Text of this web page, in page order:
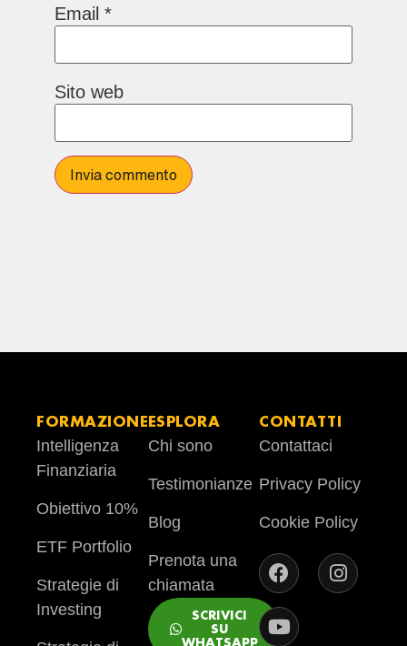
Email *
Sito web
FORMAZIONE
Intelligenza
Finanziaria
Obiettivo 10%
ETF Portfolio
Strategie di
Investing
ESPLORA
Chi sono
Testimonianze
Blog
Prenota una
chiamata
SCRIVICI
SU
CONTATTI
Contattaci
Privacy Policy
Cookie Policy